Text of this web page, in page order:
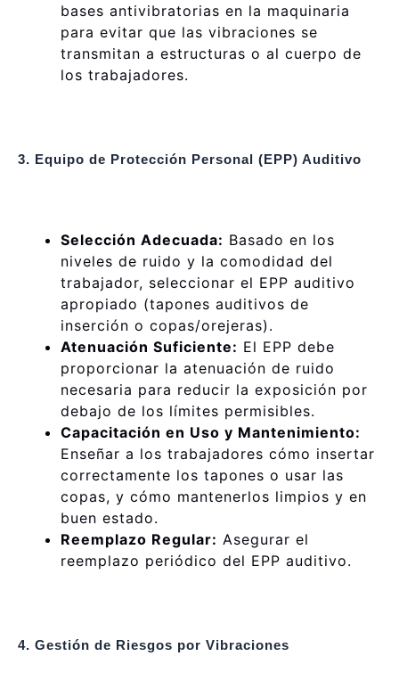
bases antivibratorias en la maquinaria
para evitar que las vibraciones se
transmitan a estructuras o al cuerpo de
los trabajadores.
3. Equipo de Protección Personal (EPP) Auditivo
Selección Adecuada: Basado en los
niveles de ruido y la comodidad del
trabajador, seleccionar el EPP auditivo
apropiado (tapones auditivos de
inserción o copas/orejeras).
Atenuación Suficiente: El EPP debe
proporcionar la atenuación de ruido
necesaria para reducir la exposición por
debajo de los límites permisibles.
Capacitación en Uso y Mantenimiento:
Enseñar a los trabajadores cómo insertar
correctamente los tapones o usar las
copas, y cómo mantenerlos limpios y en
buen estado.
Reemplazo Regular: Asegurar el
reemplazo periódico del EPP auditivo.
4. Gestión de Riesgos por Vibraciones